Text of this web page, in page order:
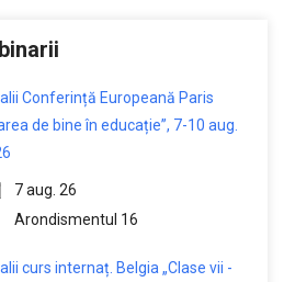
Conferință Europeană Paris
de bine în educație”, 7-10 aug.
7 aug. 26
Arondismentul 16
curs internaț. Belgia „Clase vii -